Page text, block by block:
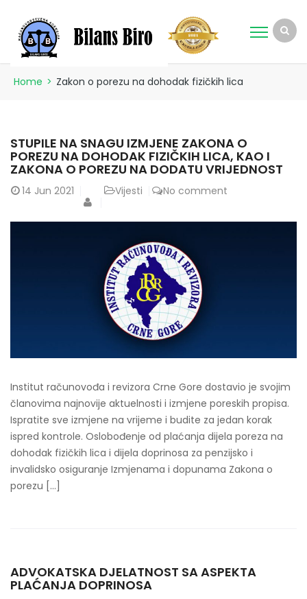
Home > Zakon o porezu na dohodak fizičkih lica
STUPILE NA SNAGU IZMJENE ZAKONA O
POREZU NA DOHODAK FIZIČKIH LICA, KAO I
ZAKONA O POREZU NA DODATU VRIJEDNOST
14 Jun 2021 Vijesti No comment
Institut računovođa i revizora Crne Gore dostavio je svojim
članovima najnovije aktuelnosti i izmjene poreskih propisa.
Ispratite sve izmjene na vrijeme i budite za jedan korak
ispred kontrole. Oslobođenje od plaćanja dijela poreza na
dohodak fizičkih lica i dijela doprinosa za penzijsko i
invalidsko osiguranje Izmjenama i dopunama Zakona o
porezu […]
ADVOKATSKA DJELATNOST SA ASPEKTA
PLAĆANJA DOPRINOSA